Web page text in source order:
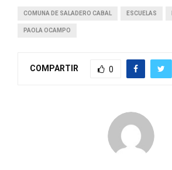
COMUNA DE SALADERO CABAL ESCUELAS
PAOLA OCAMPO
COMPARTIR 0